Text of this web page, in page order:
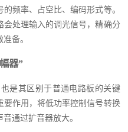
频率、占空比、编码形式等。
会处理输入的调光信号，精确分
备。
器”
是其区别于普通电路板的关键
要作用，将低功率控制信号转换
通过扩音器放大。